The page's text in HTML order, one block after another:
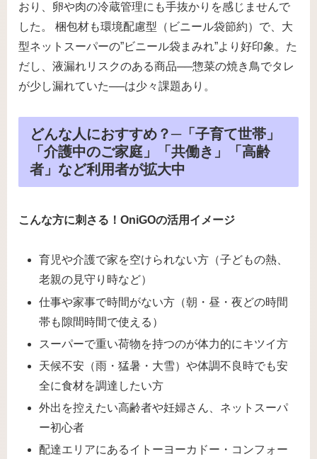
おり、卵や肉の冷蔵管理にも手抜かりを感じませんで
した。 梱包材も環境配慮型（ビニール袋節約）で、大
型ネットスーパーの”ビニール袋まみれ”より好印象。た
だし、液漏れリスクのある商品──惣菜の焼き鳥でタレ
が少し漏れていた──は少々課題あり。
どんな人におすすめ？─「子育て世帯」
「介護中のご家庭」「共働き」「高齢
者」など利用者が拡大中
こんな方に刺さる！OniGOの活用イメージ
育児や介護で家を空けられない方（子どもの熱、
老親の見守り時など）
仕事や家事で時間がない方（朝・昼・夜どの時間
帯も隙間時間で使える）
スーパーで重い荷物を持つのが体力的にキツイ方
天候不安（雨・猛暑・大雪）や体調不良時でも安
全に食材を調達したい方
外出を控えたい高齢者や妊婦さん、ネットスーパ
ー初心者
配達エリアにあるイトーヨーカドー・コンフォー